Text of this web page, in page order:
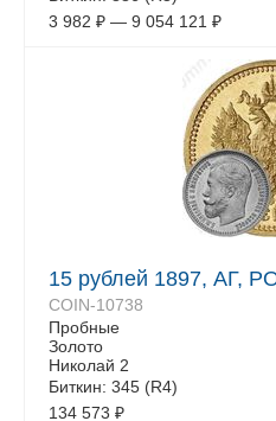
3 982 ₽ — 9 054 121 ₽
15 рублей 1897, АГ,
COIN-10738
Пробные
Золото
Николай 2
Биткин: 345 (R4)
134 573 ₽